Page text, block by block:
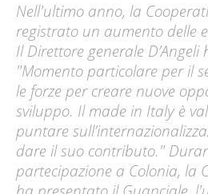
Nell'ultimo anno, la
registrato un aumento delle
Il Direttore generale
"Momento particolare per il
le forze per creare nuove
sviluppo. Il made in Italy è
puntare
dare il suo contributo."
partecipazione a Colonia, la